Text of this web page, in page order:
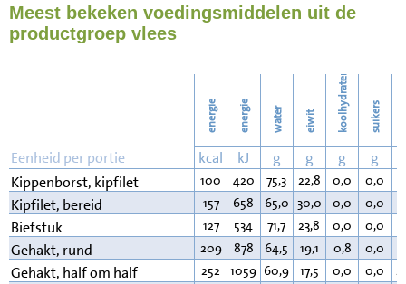
Strijken 45
52
Meest bekeken voedingsmiddelen uit de
productgroep vlees
energie energie water eiwit koolhydraten suikers
Eenheid per portie kcal kJ g g g g
Kippenborst, kipfilet
100 420 75,3 22,8 0,0 0,0
Kipfilet, bereid 157 658 65,0 30,0 0,0 0,0
Biefstuk 127 534 71,7 23,8 0,0 0,0
Gehakt, rund 209 878 64,5 19,1 0,8 0,0
Gehakt, half om half 252 1059 60,9 17,5 0,0 0,0